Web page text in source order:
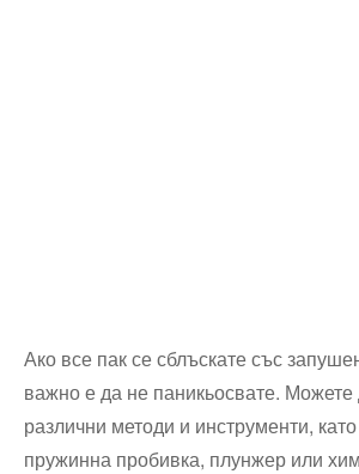
Ако все пак се сблъскате със
важно е да не паникьосвате. Можете
различни методи и инструменти,
пружинна пробивка, плунжер или